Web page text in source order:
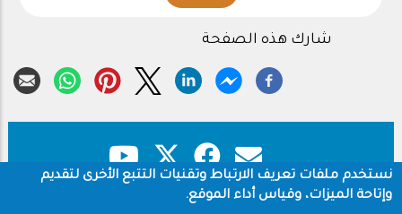
شارك هذه الصفحة
نستخدم ملفات تعريف الارتباط وتقنيات التتبع الأخرى لتقديم
وإتاحة الميزات، وقياس أداء الموقع.